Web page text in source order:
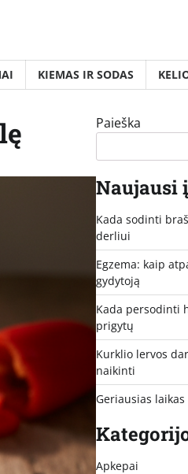
KIEMAS IR SODAS
Paieška
Naujausi
Kada sodinti
derliui
Egzema: kaip
gydytoją
Kada persodinti
prigytų
Kurklio lervos
naikinti
Geriausias
Apkepai